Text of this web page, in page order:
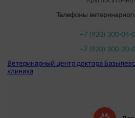
Телефоны
+7 (920) 300-04-
+7 (920) 300-20-